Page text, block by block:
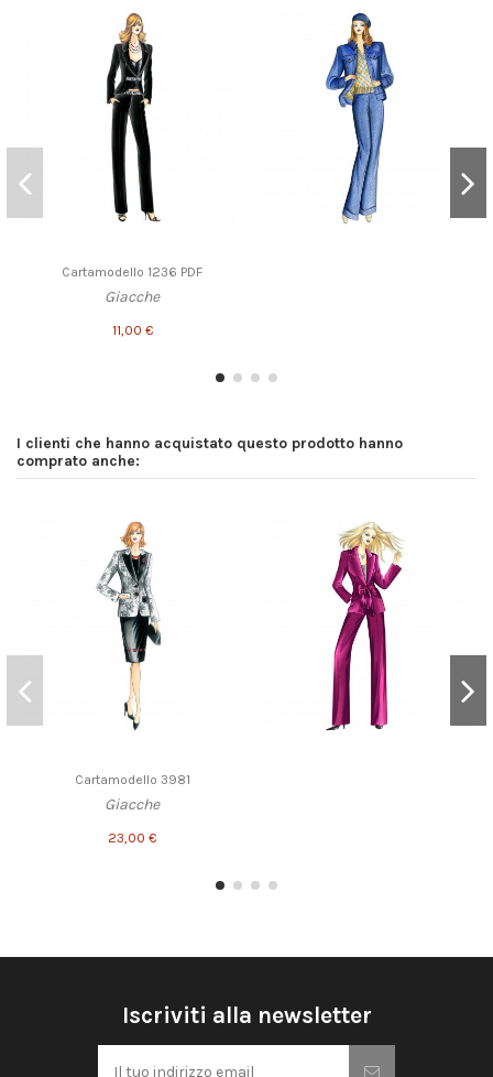
Cartamodello 1236 PDF
Giacche
11,00 €
I clienti che hanno acquistato questo prodotto hanno
comprato anche:
Cartamodello 3981
Giacche
23,00 €
Iscriviti alla newsletter